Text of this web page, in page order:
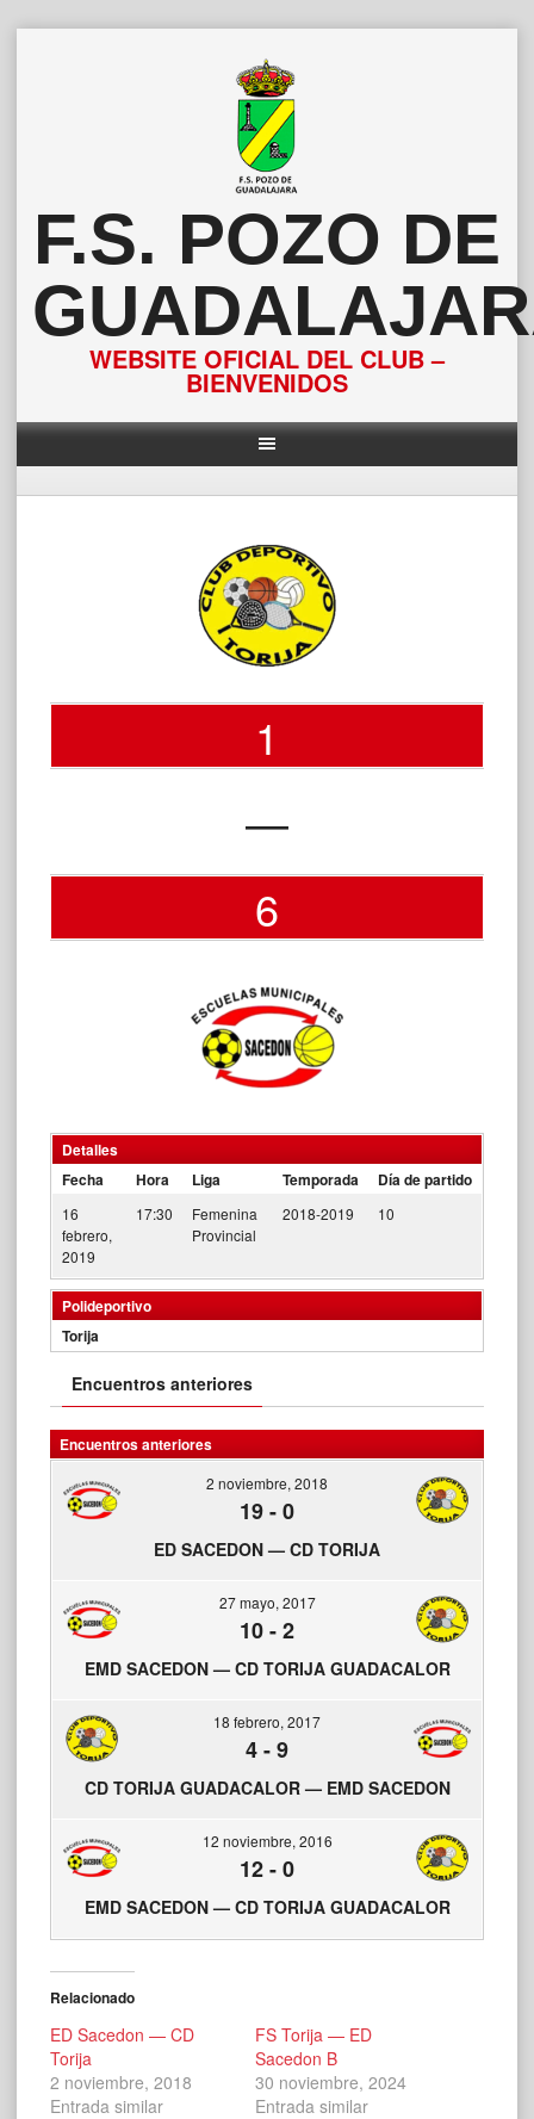
F.S. POZO DE
WEBSITE OFICIAL DEL CLUB –
BIENVENIDOS
1
—
6
Detalles
Fecha
Hora Liga Temporada Día de partido
16
febrero,
2019
17:30
Femenina
Provincial
2018-2019 10
Polideportivo
Torija
Encuentros anteriores
Encuentros anteriores
2 noviembre, 2018
19-0
ED SACEDON — CD TORIJA
27 mayo, 2017
10-2
EMD SACEDON — CD TORIJA GUADACALOR
18 febrero, 2017
4-9
CD TORIJA GUADACALOR — EMD SACEDON
12 noviembre, 2016
12-0
EMD SACEDON — CD TORIJA GUADACALOR
Relacionado
ED Sacedon — CD
Torija
2 noviembre, 2018
Entrada similar
FS Torija — ED
Sacedon B
30 noviembre, 2024
Entrada similar